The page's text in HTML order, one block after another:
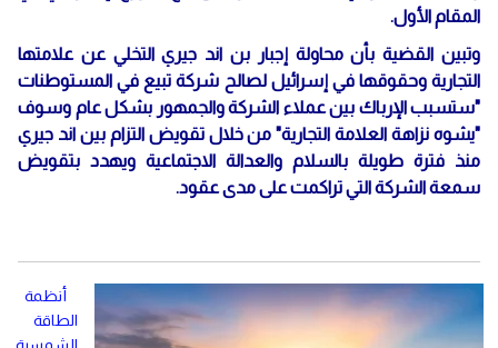
المقام الأول.
وتبين القضية بأن محاولة إجبار بن اند جيري التخلي عن علامتها
التجارية وحقوقها في إسرائيل لصالح شركة تبيع في المستوطنات
"ستسبب الإرباك بين عملاء الشركة والجمهور بشكل عام وسوف
"يشوه نزاهة العلامة التجارية" من خلال تقويض التزام بين اند جيري
منذ فترة طويلة بالسلام والعدالة الاجتماعية ويهدد بتقويض
سمعة الشركة التي تراكمت على مدى عقود.
أنظمة
الطاقة